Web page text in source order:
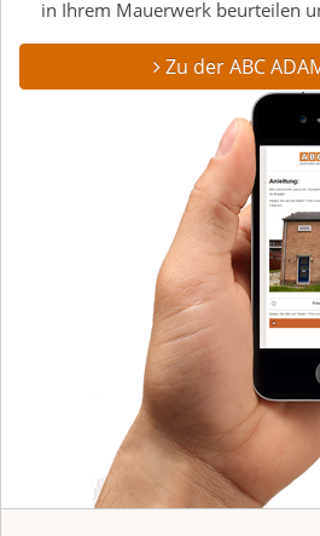
in Ihrem Mauerwerk beurteilen
Zu der ABC